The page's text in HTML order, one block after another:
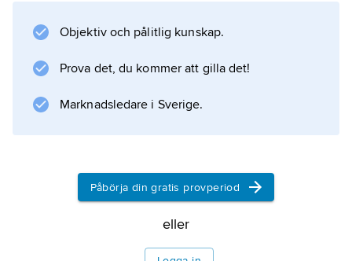
). Den präglades helt av fångstkultur. Under
större delen av denna tid var människan
Människans tilltagande jaktförmåga kan
Information om artikeln
Objektiv och pålitlig kunskap.
Prova det, du kommer att gilla det!
Marknadsledare i Sverige.
Påbörja din gratis provperiod
eller